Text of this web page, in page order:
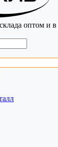
оптом и